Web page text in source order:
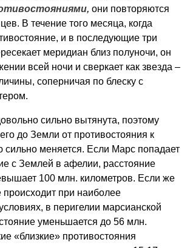
они повторяются
В течение того месяца, когда
и в последующие три
меридиан близ полуночи, он
всей ночи и сверкает как звезда –
соперничая по блеску с
сильно вытянута, поэтому
до Земли от противостояния к
сильно меняется. Если Марс попадает
с Землей в афелии, расстояние
100 млн. километров. Если же
происходит при наиболее
в перигелии марсианской
уменьшается до 56 млн.
«близкие» противостояния